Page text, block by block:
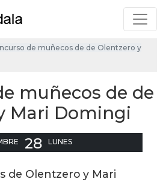
de muñecos de de Olentzero y
muñecos de de
Mari Domingi
28 LUNES
de Olentzero y Mari